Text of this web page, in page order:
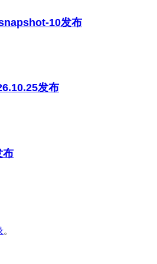
10发布
发布
布
。